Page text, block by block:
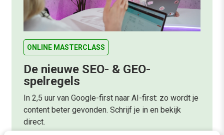
ONLINE MASTERCLASS
De nieuwe SEO- & GEO-
spelregels
In 2,5 uur van Google-first naar AI-first: zo wordt je
content beter gevonden. Schrijf je in en bekijk
direct.